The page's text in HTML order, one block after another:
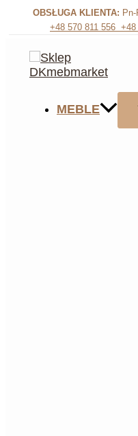
PrzejdźOBSŁUGA KLIENTA:
+48 570 811 556 +48
MEBLE